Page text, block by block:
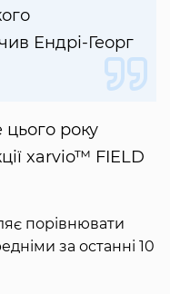
Ендрі-Георг
цього року
xarvio™ FIELD
порівнювати
за останні 10